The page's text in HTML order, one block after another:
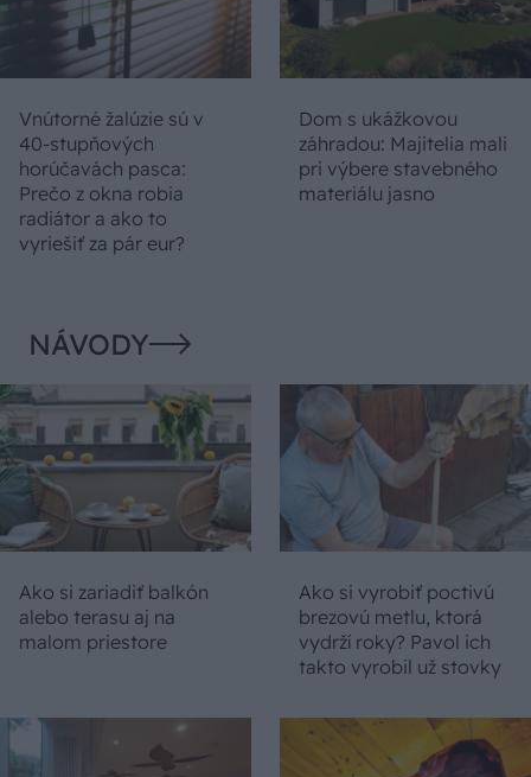
Vnútorné žalúzie sú v
40-stupňových
horúčavách pasca:
Prečo z okna robia
radiátor a ako to
vyriešiť za pár eur?
Dom s ukážkovou
záhradou: Majitelia mali
pri výbere stavebného
materiálu jasno
NÁVODY
Ako si zariadiť balkón
alebo terasu aj na
malom priestore
Ako si vyrobiť poctivú
brezovú metlu, ktorá
vydrží roky? Pavol ich
takto vyrobil už stovky